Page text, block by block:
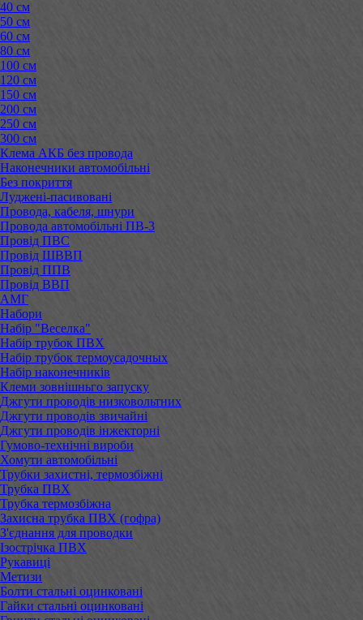
40 см
50 см
60 см
80 см
100 см
120 см
150 см
200 см
250 см
300 см
Клема АКБ без провода
Наконечники автомобільні
Без покриття
Луджені-пасивовані
Провода, кабеля, шнури
Провода автомобільні ПВ-3
Провід ПВС
Провід ШВВП
Провід ППВ
Провід ВВП
АМГ
Набори
Набір "Веселка"
Набір трубок ПВХ
Набір трубок термоусадочных
Набір наконечників
Клеми зовнішньго запуску
Джгути проводів низковольтних
Джгути проводів звичайні
Джгути проводів інжекторні
Гумово-технічні вироби
Хомути автомобільні
Трубки захистні, термозбіжні
Трубка ПВХ
Трубка термозбіжна
Захисна трубка ПВХ (гофра)
З'єднання для проводки
Ізострічка ПВХ
Рукавиці
Метизи
Болти стальні оцинковані
Гайки стальні оцинковані